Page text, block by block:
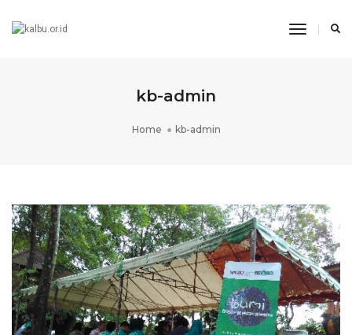
Toggle
kb-admin
Home kb-admin